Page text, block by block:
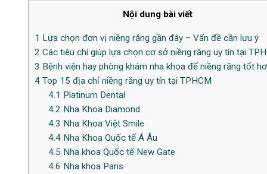
Nội dung bài viết
1 Lựa chọn đơn vị niềng răng gần đây – Vấn đề cần lưu ý
2 Các tiêu chí giúp lựa chọn cơ sở niềng răng uy tín tại
3 Bệnh viện hay phòng khám nha khoa để niềng răng tốt
4 Top 15 địa chỉ niềng răng uy tín tại TPHCM
4.1 Platinum Dental
4.2 Nha Khoa Diamond
4.3 Nha Khoa Việt Smile
4.4Nha Khoa Quốc tế Á Âu
4.5 Nha khoa Quốc tế New Gate
4.6 Nha khoa Paris